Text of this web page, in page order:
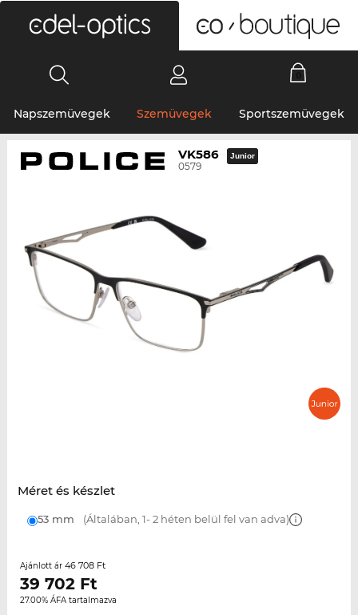
Napszemüvegek Szemüvegek Sportszemüvegek
VK586
0579
Junior
Méret és készlet
53 mm (Általában, 1- 2 héten belül fel van adva)
Ajánlott ár 46 708 Ft
39 702Ft
27.00% ÁFA tartalmazva